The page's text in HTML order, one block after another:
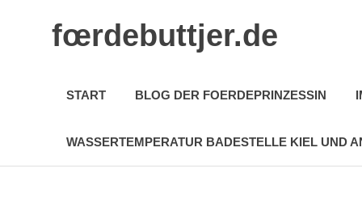
fœrdebuttjer.de
derSTART BLOG DER FOERDEPRINZESSIN
WASSERTEMPERATUR BADESTELLE KIEL UND